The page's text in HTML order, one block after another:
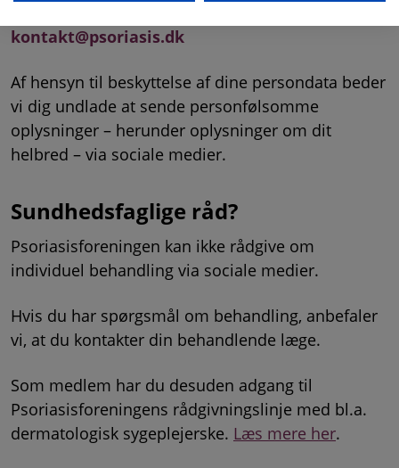
kontakt@psoriasis.dk
Af hensyn til beskyttelse af dine persondata beder
vi dig undlade at sende personfølsomme
oplysninger – herunder oplysninger om dit
helbred – via sociale medier.
Sundhedsfaglige råd?
Psoriasisforeningen kan ikke rådgive om
individuel behandling via sociale medier.
Hvis du har spørgsmål om behandling, anbefaler
vi, at du kontakter din behandlende læge.
Som medlem har du desuden adgang til
Psoriasisforeningens rådgivningslinje med bl.a.
dermatologisk sygeplejerske. Læs mere her.